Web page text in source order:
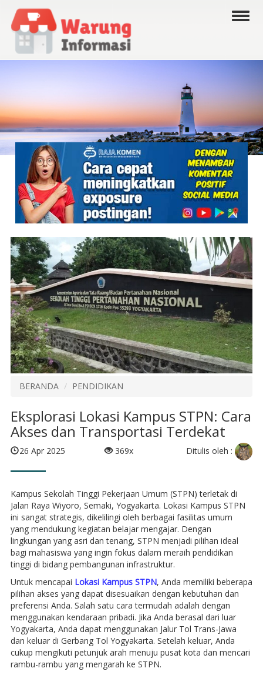
BERANDA PENDIDIKAN
Eksplorasi Lokasi Kampus STPN: Cara
Akses dan Transportasi Terdekat
26 Apr 2025 369x Ditulis oleh :
Kampus Sekolah Tinggi Pekerjaan Umum (STPN) terletak di
Jalan Raya Wiyoro, Semaki, Yogyakarta. Lokasi Kampus STPN
ini sangat strategis, dikelilingi oleh berbagai fasilitas umum
yang mendukung kegiatan belajar mengajar. Dengan
lingkungan yang asri dan tenang, STPN menjadi pilihan ideal
bagi mahasiswa yang ingin fokus dalam meraih pendidikan
tinggi di bidang pembangunan infrastruktur.
Untuk mencapai Lokasi Kampus STPN, Anda memiliki beberapa
pilihan akses yang dapat disesuaikan dengan kebutuhan dan
preferensi Anda. Salah satu cara termudah adalah dengan
menggunakan kendaraan pribadi. Jika Anda berasal dari luar
Yogyakarta, Anda dapat menggunakan Jalur Tol Trans-Jawa
dan keluar di Gerbang Tol Yogyakarta. Setelah keluar, Anda
cukup mengikuti petunjuk arah menuju pusat kota dan mencari
rambu-rambu yang mengarah ke STPN.